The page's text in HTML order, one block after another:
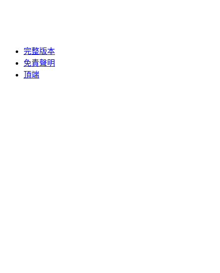
完整版本
免責聲明
頂端